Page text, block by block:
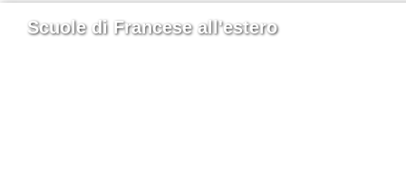
Scuole di Francese all'estero